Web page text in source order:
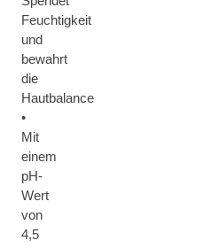
Feuchtigkeit
und
bewahrt
die
Hautbalance
•
Mit
einem
pH-
Wert
von
4,5